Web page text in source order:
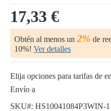
17,33 €
Obtén al menos un 2% de
10%! Ver detalles
Elija opciones para tarifas de
Envío a
SKU#: HS10041084P3WIN-1